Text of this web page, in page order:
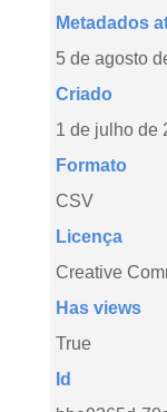
Metadados
5 de agosto
Criado
1 de julho de
Formato
CSV
Licença
Creative
Has views
True
Id